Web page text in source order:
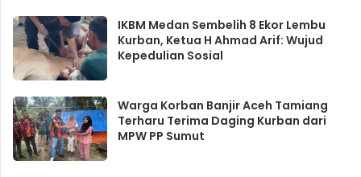
IKBM Medan Sembelih 8 Ekor Lembu
Kurban, Ketua H Ahmad Arif: Wujud
Kepedulian Sosial
Warga Korban Banjir Aceh Tamiang
Terharu Terima Daging Kurban dari
MPW PP Sumut